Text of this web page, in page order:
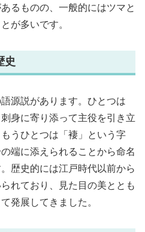
るものの、一般的にはツマと
が多いです。
史
源説があります。ひとつは
身に寄り添って主役を引き立
うひとつは「褄」という字
端に添えられることから命名
歴史的には江戸時代以前から
れており、見た目の美ととも
発展してきました。